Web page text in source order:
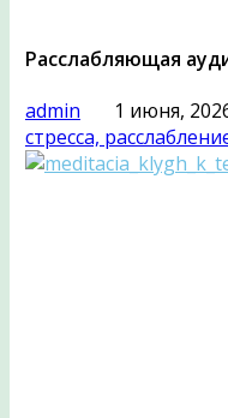
Расслабляющая
admin
1 июня,
стресса,